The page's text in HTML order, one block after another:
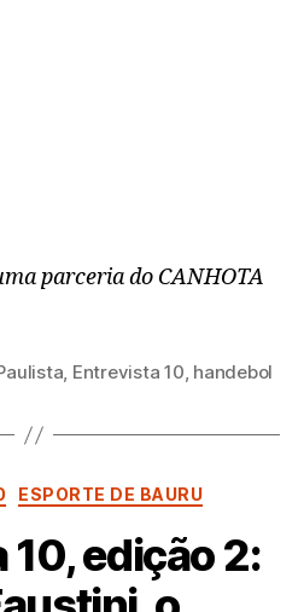
parceria do CANHOTA
, Entrevista 10, handebol
Categorias
ESPORTE DE BAURU
edição 2: